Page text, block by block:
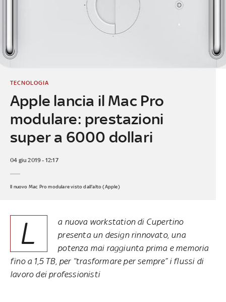
Apple lancia il Mac Pro
modulare: prestazioni
super a 6000 dollari
TECNOLOGIA
04 giu 2019 - 12:17
Il nuovo Mac Pro modulare visto dall'alto (Apple)
L
a nuova workstation di Cupertino
presenta un design rinnovato, una
potenza mai raggiunta prima e memoria
fino a 1,5 TB, per “trasformare per sempre” i flussi di
lavoro dei professionisti